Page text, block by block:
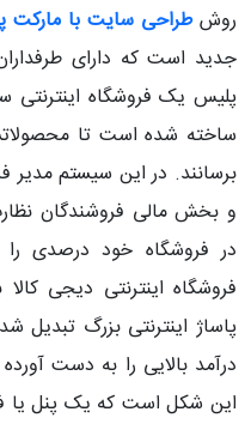
روشطراحی سایت با مارکت
جدید است که دارای
پلیس یک فروشگاه
ساخته شده است تا
برسانند. در این سیستم مدیر
و بخش مالی فروشندگان
در فروشگاه خود درصدی را
فروشگاه اینترنتی دیجی
پاساژ اینترنتی بزرگ
درآمد بالایی را به دست
این شکل است که یک پنل یا